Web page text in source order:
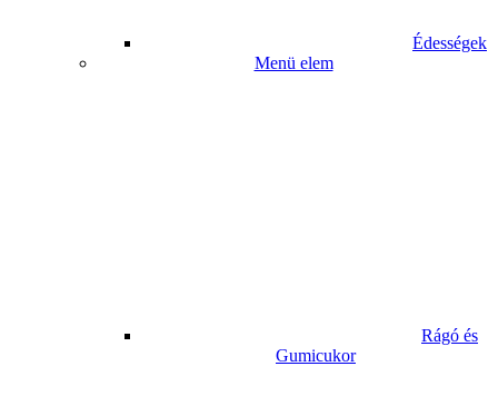
Édességek
Menü elem
Rágó és
Gumicukor